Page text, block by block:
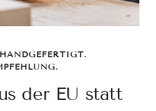
der EU statt